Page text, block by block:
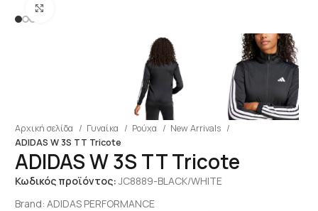
Αρχική σελίδα Γυναίκα Ρούχα
New Arrivals
ADIDAS W 3S TT Tricote
ADIDAS W 3S TT Tricote
Κωδικός προϊόντος:JC8889-BLACK/WHITE
Brand: ADIDAS PERFORMANCE